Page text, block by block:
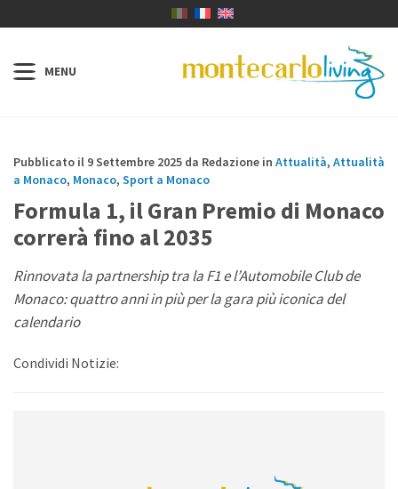
Pubblicato il 9 Settembre 2025 da Redazione in Attualità, Attualità
a Monaco, Monaco, Sport a Monaco
Formula 1, il Gran Premio di Monaco
correrà fino al 2035
Rinnovata la partnership tra la F1 e l’Automobile Club de
Monaco: quattro anni in più per la gara più iconica del
calendario
Condividi Notizie: